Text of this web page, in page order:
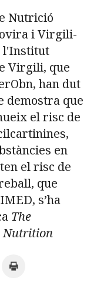
Agenda
ENGLISH
Nutrició
i Virgili-
l'Institut
Virgili, que
han dut
demostra que
el risc de
en
el risc de
que
s’ha
The
Nutrition